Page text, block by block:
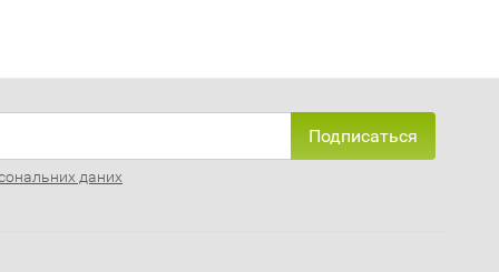
Подписаться
даних